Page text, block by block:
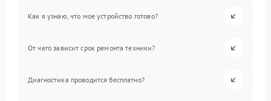
Как я узнаю, что мое устройство готово?
От чего зависит срок ремонта техники?
Диагностика проводится бесплатно?